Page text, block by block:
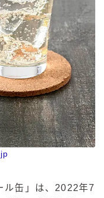
ル缶」は、2022年7